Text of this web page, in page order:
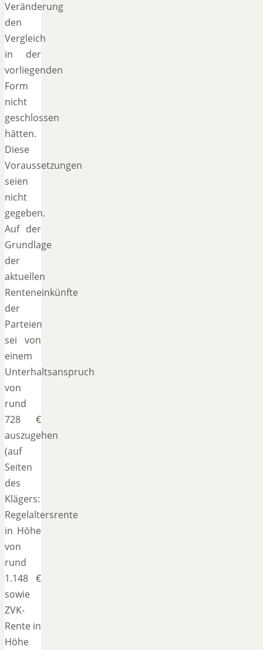
Veränderung
den
Vergleich
in der
vorliegenden
Form
nicht
geschlossen
hätten.
Diese
Voraussetzungen
seien
nicht
gegeben.
Auf der
Grundlage
der
aktuellen
Renteneinkünfte
der
Parteien
sei von
einem
Unterhaltsanspruch
von
rund
728 €
auszugehen
(auf
Seiten
des
Klägers:
Regelaltersrente
in Höhe
von
rund
1.148 €
sowie
ZVK-
Rente in
Höhe